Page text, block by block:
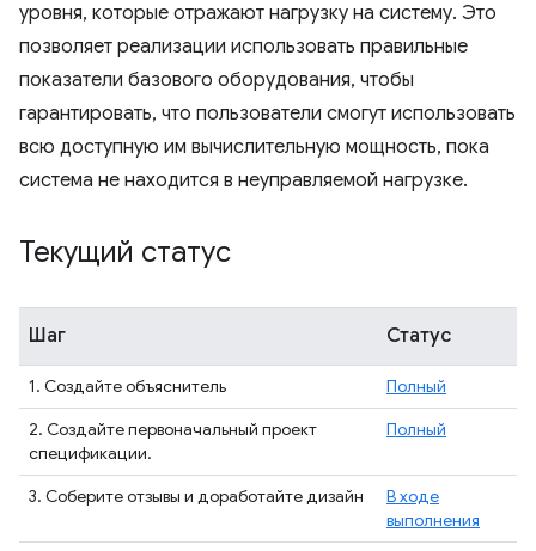
уровня, которые отражают нагрузку на систему. Это
позволяет реализации использовать правильные
показатели базового оборудования, чтобы
гарантировать, что пользователи смогут использовать
всю доступную им вычислительную мощность, пока
система не находится в неуправляемой нагрузке.
Текущий статус
Шаг Статус
1. Создайте объяснитель
Полный
2. Создайте первоначальный проект
спецификации.
Полный
3. Соберите отзывы и доработайте дизайн
В ходе
выполнения